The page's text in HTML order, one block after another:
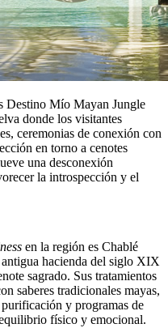
Destino Mío Mayan Jungle
donde los visitantes
ceremonias de conexión con
en torno a cenotes
una desconexión
la introspección y el
en la región es Chablé
hacienda del siglo XIX
sagrado. Sus tratamientos
saberes tradicionales mayas,
y programas de
físico y emocional.